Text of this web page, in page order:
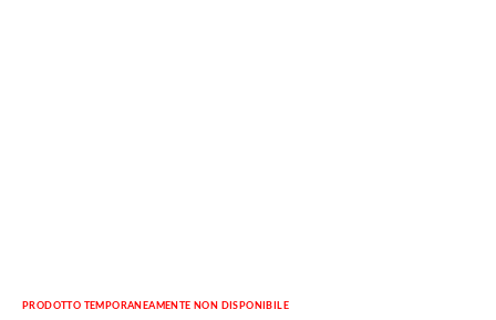
PRODOTTO TEMPORANEAMENTE NON DISPONIBILE